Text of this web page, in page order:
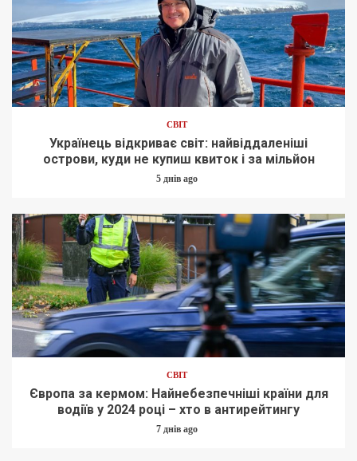
СВІТ
Українець відкриває світ: найвіддаленіші
острови, куди не купиш квиток і за мільйон
5 днів ago
СВІТ
Європа за кермом: Найнебезпечніші країни для
водіїв у 2024 році – хто в антирейтингу
7 днів ago